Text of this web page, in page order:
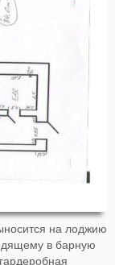
на лоджию
в барную